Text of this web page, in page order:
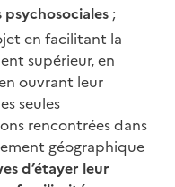
;
en facilitant la
supérieur, en
ouvrant leur
seules
rencontrées dans
géographique
d’étayer leur